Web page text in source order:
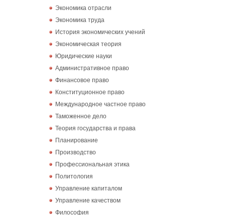
Экономика отрасли
Экономика труда
История экономических учений
Экономическая теория
Юридические науки
Административное право
Финансовое право
Конституционное право
Международное частное право
Таможенное дело
Теория государства и права
Планирование
Производство
Профессиональная этика
Политология
Управление капиталом
Управление качеством
Философия